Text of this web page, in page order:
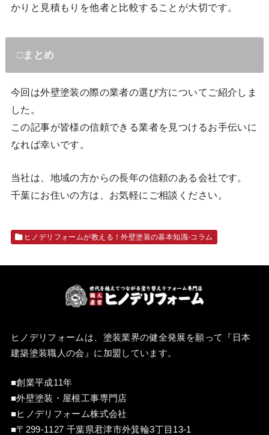
かりと見積もりを他者と比較することが大切です。
□まとめ
今回は外壁塗装の際の業者の選び方についてご紹介しま
した。
この記事が皆様の信頼できる業者を見つけるお手伝いに
なれば幸いです。
当社は、地域の方からの長年の信頼のある会社です。
千葉にお住いの方は、お気軽にご相談ください。
ヒノデリフォームが教える！外壁塗装の基本知識‐コラム
ヒノデリフォームは、塗装業界の健全発展を願って『 日本
建築塗装職人の会 』に加盟しています。
■創業平成11年
■外壁塗装・屋根工事専門店
■ヒノデリフォーム株式会社
■〒299-1127 千葉県君津市外箕輪3丁目13-1